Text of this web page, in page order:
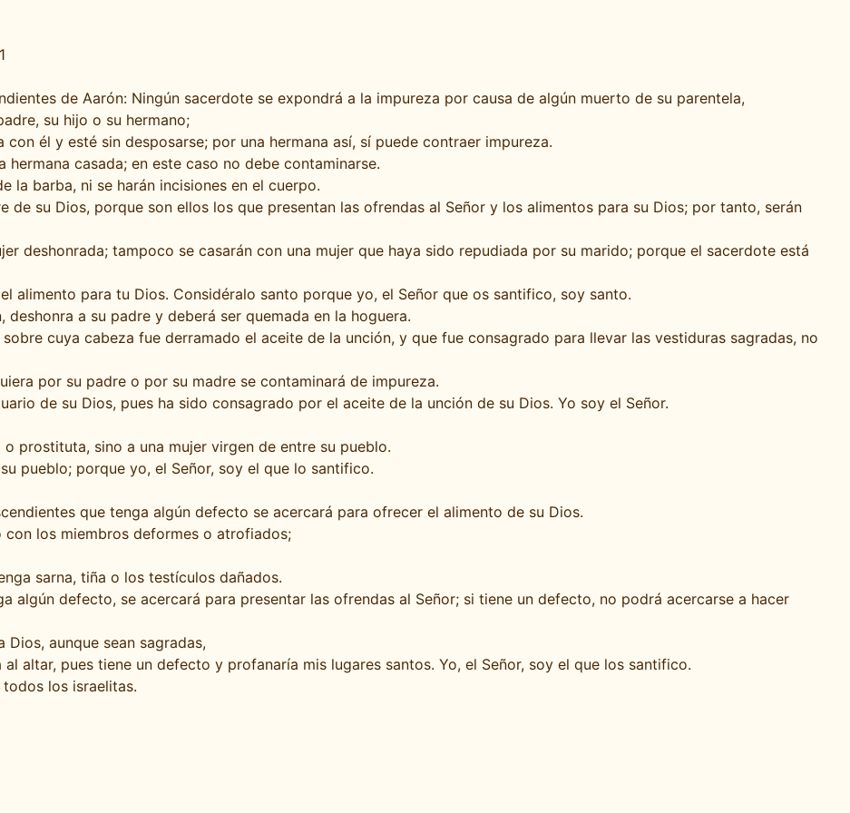
de Aarón: Ningún sacerdote se expondrá a la impureza por causa de algún muerto de su parentela,
su hijo o su hermano;
él y esté sin desposarse; por una hermana así, sí puede contraer impureza.
casada; en este caso no debe contaminarse.
la barba, ni se harán incisiones en el cuerpo.
de su Dios, porque son ellos los que presentan las ofrendas al Señor y los alimentos para su Dios; por tanto, serán
deshonrada; tampoco se casarán con una mujer que haya sido repudiada por su marido; porque el sacerdote está
alimento para tu Dios. Considéralo santo porque yo, el Señor que os santifico, soy santo.
a su padre y deberá ser quemada en la hoguera.
cuya cabeza fue derramado el aceite de la unción, y que fue consagrado para llevar las vestiduras sagradas, no
por su padre o por su madre se contaminará de impureza.
de su Dios, pues ha sido consagrado por el aceite de la unción de su Dios. Yo soy el Señor.
prostituta, sino a una mujer virgen de entre su pueblo.
pueblo; porque yo, el Señor, soy el que lo santifico.
que tenga algún defecto se acercará para ofrecer el alimento de su Dios.
los miembros deformes o atrofiados;
sarna, tiña o los testículos dañados.
algún defecto, se acercará para presentar las ofrendas al Señor; si tiene un defecto, no podrá acercarse a hacer
aunque sean sagradas,
altar, pues tiene un defecto y profanaría mis lugares santos. Yo, el Señor, soy el que los santifico.
los israelitas.